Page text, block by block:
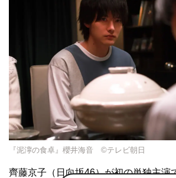
『泥濘の食卓』櫻井海音 ©テレビ朝日
齊藤京子（日向坂46）が初の単独主演